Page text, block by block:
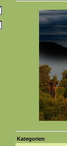
Kategorien